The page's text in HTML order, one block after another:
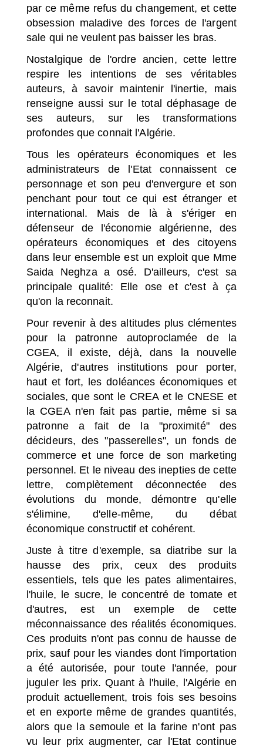
par ce même refus du changement, et cette
obsession maladive des forces de l'argent
sale qui ne veulent pas baisser les bras.
Nostalgique de l'ordre ancien, cette lettre
respire les intentions de ses véritables
auteurs, à savoir maintenir l'inertie, mais
renseigne aussi sur le total déphasage de
ses auteurs, sur les transformations
profondes que connait l'Algérie.
Tous les opérateurs économiques et les
administrateurs de l'Etat connaissent ce
personnage et son peu d'envergure et son
penchant pour tout ce qui est étranger et
international. Mais de là à s'ériger en
défenseur de l'économie algérienne, des
opérateurs économiques et des citoyens
dans leur ensemble est un exploit que Mme
Saida Neghza a osé. D'ailleurs, c'est sa
principale qualité: Elle ose et c'est à ça
qu'on la reconnait.
Pour revenir à des altitudes plus clémentes
pour la patronne autoproclamée de la
CGEA, il existe, déjà, dans la nouvelle
Algérie, d'autres institutions pour porter,
haut et fort, les doléances économiques et
sociales, que sont le CREA et le CNESE et
la CGEA n'en fait pas partie, même si sa
patronne a fait de la "proximité" des
décideurs, des "passerelles", un fonds de
commerce et une force de son marketing
personnel. Et le niveau des inepties de cette
lettre, complètement déconnectée des
évolutions du monde, démontre qu'elle
s'élimine, d'elle-même, du débat
économique constructif et cohérent.
Juste à titre d'exemple, sa diatribe sur la
hausse des prix, ceux des produits
essentiels, tels que les pates alimentaires,
l'huile, le sucre, le concentré de tomate et
d'autres, est un exemple de cette
méconnaissance des réalités économiques.
Ces produits n'ont pas connu de hausse de
prix, sauf pour les viandes dont l'importation
a été autorisée, pour toute l'année, pour
juguler les prix. Quant à l'huile, l'Algérie en
produit actuellement, trois fois ses besoins
et en exporte même de grandes quantités,
alors que la semoule et la farine n'ont pas
vu leur prix augmenter, car l'Etat continue